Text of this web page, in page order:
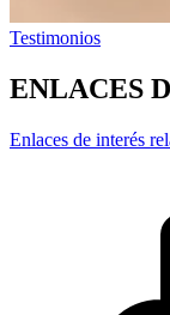
Testimonios
ENLACES
Enlaces de interés